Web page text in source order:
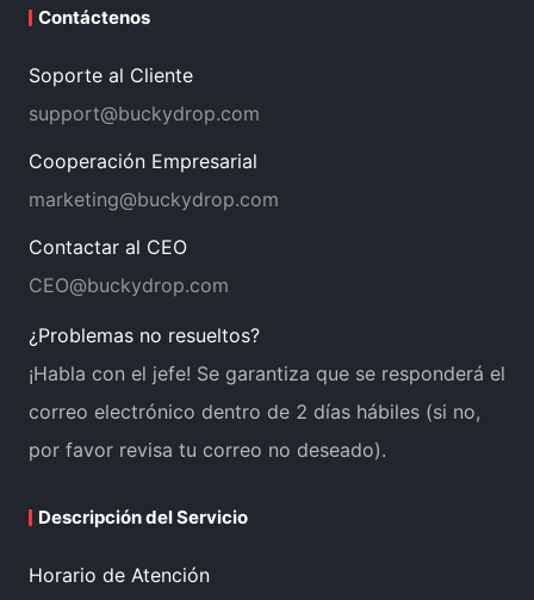
Contáctenos
Soporte al Cliente
support@buckydrop.com
Cooperación Empresarial
marketing@buckydrop.com
Contactar al CEO
CEO@buckydrop.com
¿Problemas no resueltos?
¡Habla con el jefe! Se garantiza que se responderá el
correo electrónico dentro de 2 días hábiles (si no,
por favor revisa tu correo no deseado).
Descripción del Servicio
Horario de Atención